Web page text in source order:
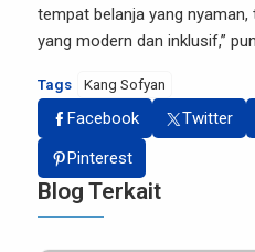
tempat belanja yang
yang modern dan inklusif,”
Tags Kang Sofyan
Facebook Twitter
Pinterest
Blog Terkait